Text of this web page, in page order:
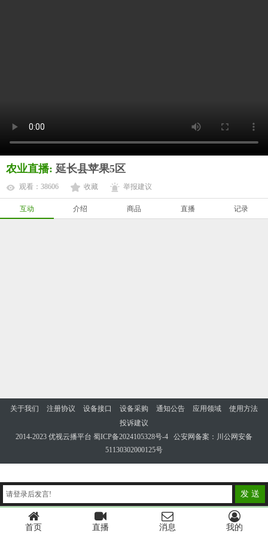
农业直播: 延长县苹果5区
观看：38606 收藏 举报建议
互动 介绍 商品 直播 记录
请登录后发言! 发 送
关于我们 注册协议 设备接口 设备采购 通知公告 应用领域
使用方法
投诉建议
2014-2023 优视云播平台 蜀ICP备2024105328号-4
公安网备案：川公网安备
51130302000125号
首页 直播 消息 我的